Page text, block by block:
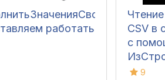
работать
CSV в
с
9